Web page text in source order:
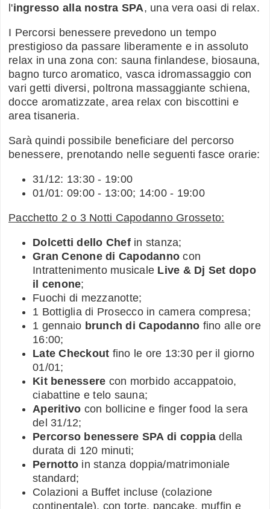
l'ingresso alla nostra SPA, una vera oasi di relax.
I Percorsi benessere prevedono un tempo
prestigioso da passare liberamente e in assoluto
relax in una zona con: sauna finlandese, biosauna,
bagno turco aromatico, vasca idromassaggio con
vari getti diversi, poltrona massaggiante schiena,
docce aromatizzate, area relax con biscottini e
area tisaneria.
Sarà quindi possibile beneficiare del percorso
benessere, prenotando nelle seguenti fasce orarie:
31/12: 13:30 - 19:00
01/01: 09:00 - 13:00; 14:00 - 19:00
Pacchetto 2 o 3 Notti Capodanno Grosseto:
Dolcetti dello Chefin stanza;
Gran Cenone di Capodanno con
Intrattenimento musicale Live & Dj Set dopo
il cenone;
Fuochi di mezzanotte;
1 Bottiglia di Prosecco in camera compresa;
1 gennaio brunch di Capodanno fino alle ore
16:00;
Late Checkout fino le ore 13:30 per il giorno
01/01;
Kit benessere con morbido accappatoio,
ciabattine e telo sauna;
Aperitivo con bollicine e finger food la sera
del 31/12;
Percorso benessere SPA di coppia della
durata di 120 minuti;
Pernotto in stanza doppia/matrimoniale
standard;
Colazioni a Buffet incluse (colazione
continentale), con torte, pancake, muffin e